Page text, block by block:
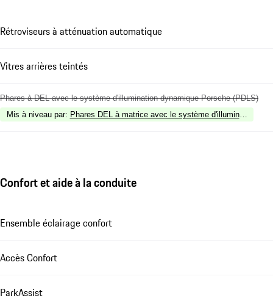
Rétroviseurs à atténuation automatique
Vitres arrières teintés
Phares à DEL avec le système d'illumination dynamique Porsche (PDLS)
Mis à niveau par: Phares DEL à matrice avec le système d'illumination
Confort et aide à la conduite
Ensemble éclairage confort
Accès Confort
ParkAssist